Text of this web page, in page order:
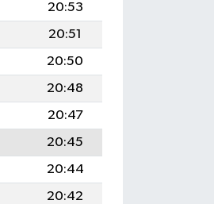
20:53
20:51
20:50
20:48
20:47
20:45
20:44
20:42